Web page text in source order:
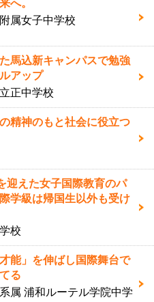
へ。
属女子中学校
馬込新キャンパスで勉強
アップ
正中学校
精神のもと社会に役立つ
迎えた女子国際教育のパ
学級は帰国生以外も受け
校
能」を伸ばし国際舞台で
る
属 浦和ルーテル学院中学